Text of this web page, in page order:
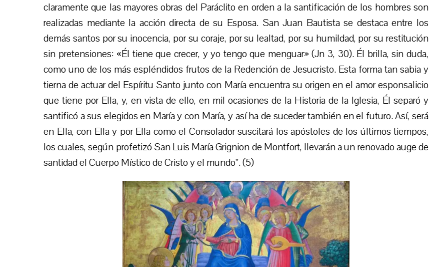
claramente que las mayores obras del Paráclito en orden a la santificación de los hombres son
realizadas mediante la acción directa de su Esposa. San Juan Bautista se destaca entre los
demás santos por su inocencia, por su coraje, por su lealtad, por su humildad, por su restitución
sin pretensiones: «Él tiene que crecer, y yo tengo que menguar» (Jn 3, 30). Él brilla, sin duda,
como uno de los más espléndidos frutos de la Redención de Jesucristo. Esta forma tan sabia y
tierna de actuar del Espíritu Santo junto con María encuentra su origen en el amor esponsalicio
que tiene por Ella, y, en vista de ello, en mil ocasiones de la Historia de la Iglesia, Él separó y
santificó a sus elegidos en María y con María, y así ha de suceder también en el futuro. Así, será
en Ella, con Ella y por Ella como el Consolador suscitará los apóstoles de los últimos tiempos,
los cuales, según profetizó San Luis María Grignion de Montfort, llevarán a un renovado auge de
santidad el Cuerpo Místico de Cristo y el mundo”. (5)